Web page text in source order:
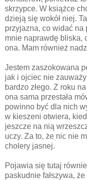
skrzypce. W książce
dzieją się wokół niej.
przyjazna, co widać na
mnie naprawdę bliska,
ona. Mam również
Jestem zaszokowana
jak i ojciec nie
bardzo złego. Z roku
ona sama przestała
powinno być dla nich
w kieszeni otwiera,
jeszcze na nią
uczy. Za to, że nic nie
cholery jasnej.
Pojawia się tutaj
paskudnie fałszywa,